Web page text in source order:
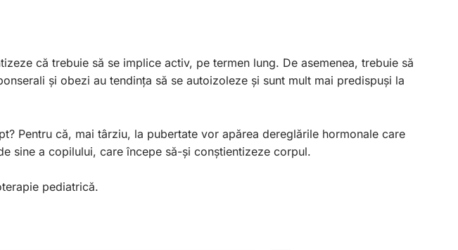
că trebuie să se implice activ, pe termen lung. De asemenea, trebuie să
și obezi au tendința să se autoizoleze și sunt mult mai predispuși la
Pentru că, mai târziu, la pubertate vor apărea dereglările hormonale care
sine a copilului, care începe să-și conștientizeze corpul.
pediatrică.